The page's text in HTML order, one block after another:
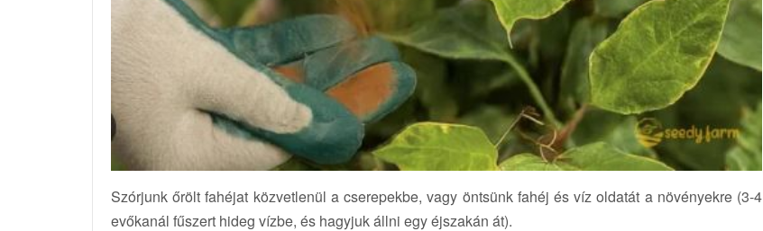
Szórjunk őrölt fahéjat közvetlenül a cserepekbe, vagy öntsünk fahéj és víz oldatát a növényekre (3-4
evőkanál fűszert hideg vízbe, és hagyjuk állni egy éjszakán át).